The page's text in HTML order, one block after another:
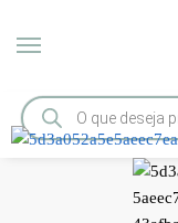
Início / FRASQUEIRAS